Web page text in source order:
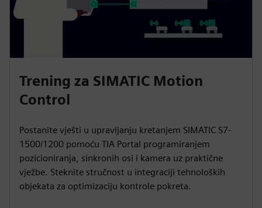
Trening za SIMATIC Motion
Control
Postanite vješti u upravljanju kretanjem SIMATIC S7-
1500/1200 pomoću TIA Portal programiranjem
pozicioniranja, sinkronih osi i kamera uz praktične
vježbe. Steknite stručnost u integraciji tehnoloških
objekata za optimizaciju kontrole pokreta.